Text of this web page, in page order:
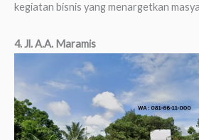
kegiatan bisnis yang menargetkan
4. Jl. A.A. Maramis